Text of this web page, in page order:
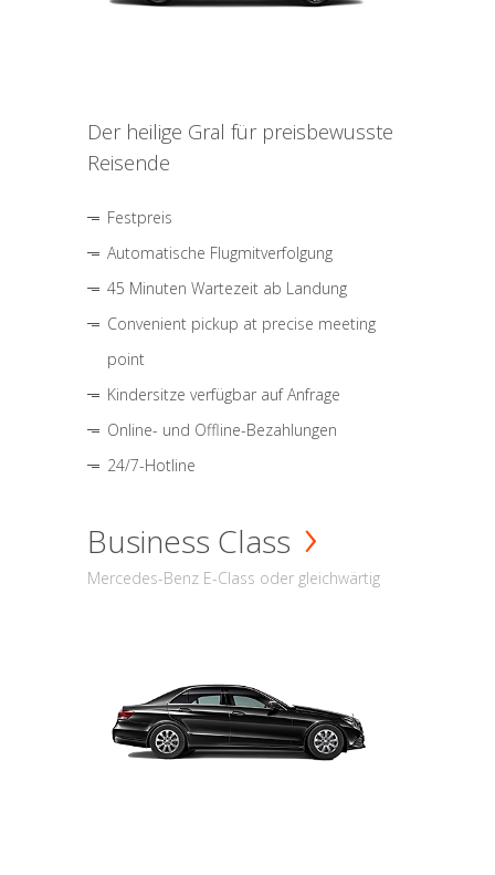
Der heilige Gral für preisbewusste
Reisende
Festpreis
Automatische Flugmitverfolgung
45 Minuten Wartezeit ab Landung
Convenient pickup at precise meeting
point
Kindersitze verfügbar auf Anfrage
Online- und Offline-Bezahlungen
24/7-Hotline
Business Class
Mercedes-Benz E-Class oder gleichwärtig